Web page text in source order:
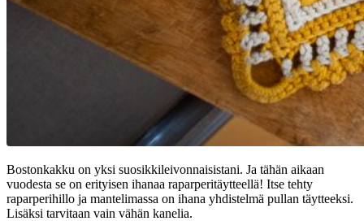
Bostonkakku on yksi suosikkileivonnaisistani. Ja tähän aikaan
vuodesta se on erityisen ihanaa raparperitäytteellä! Itse tehty
raparperihillo ja mantelimassa on ihana yhdistelmä pullan täytteeksi.
Lisäksi tarvitaan vain vähän kanelia.